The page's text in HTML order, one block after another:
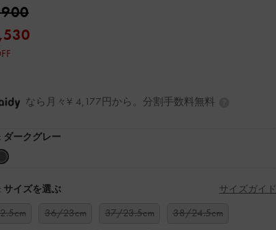
なら月々¥ 4,177円から。分割手数料無料
ダークグレー
サイズを選ぶ サイズガイド
36/23cm 37/23.5cm
38/24.5cm